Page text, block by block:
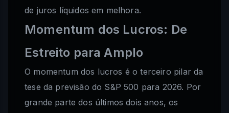
de juros líquidos em melhora.
Momentum dos Lucros: De
Estreito para Amplo
O momentum dos lucros é o terceiro pilar da
tese da previsão do S&P 500 para 2026. Por
grande parte dos últimos dois anos, os